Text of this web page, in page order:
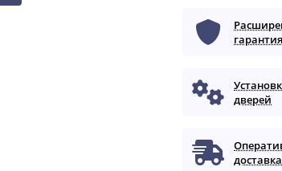
гарантия
дверей
доставка